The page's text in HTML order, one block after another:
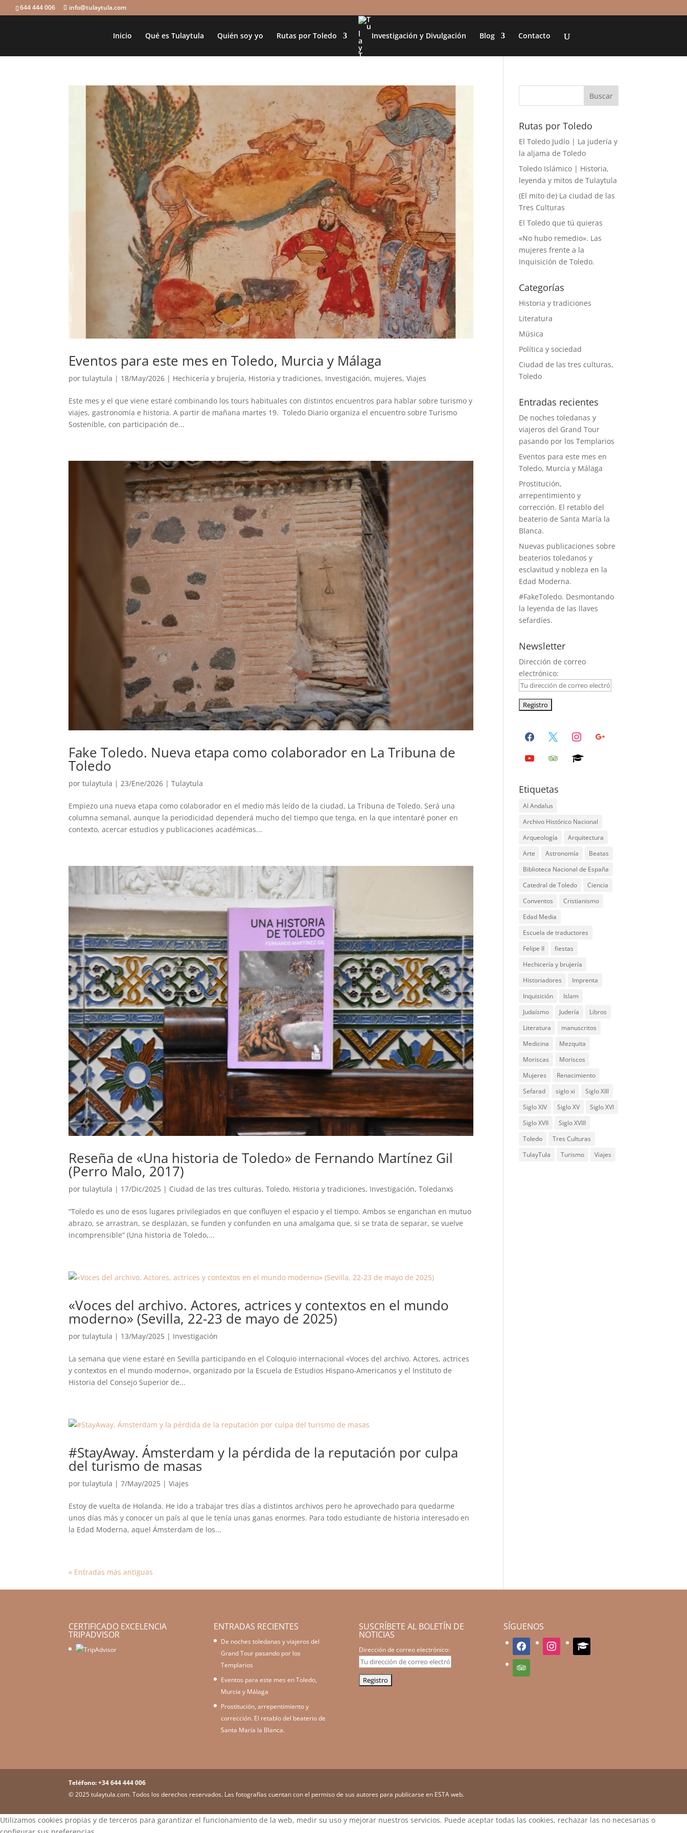
644 444 006 info@tulaytula.com
Inicio Qué es Tulaytula Quién soy yo Rutas por Toledo Investigación y Divulgación Blog Contacto
Eventos para este mes en Toledo, Murcia y Málaga
portulaytula | 18/May/2026 | Hechicería y brujería, Historia y tradiciones, Investigación, mujeres,Viajes
Este mes y el que viene estaré combinando los tours habituales con distintos encuentros para hablar sobre turismo y
viajes, gastronomía e historia. A partir de mañana martes 19. Toledo Diario organiza el encuentro sobre Turismo
Sostenible, con participación de...
Fake Toledo. Nueva etapa como colaborador en La Tribuna de
Toledo
portulaytula |23/Ene/2026 |Tulaytula
Empiezo una nueva etapa como colaborador en el medio más leído de la ciudad, La Tribuna de Toledo. Será una
columna semanal, aunque la periodicidad dependerá mucho del tiempo que tenga, en la que intentaré poner en
contexto, acercar estudios y publicaciones académicas...
Reseña de «Una historia de Toledo» de Fernando Martínez Gil
(Perro Malo, 2017)
portulaytula | 17/Dic/2025 | Ciudad de las tres culturas, Toledo, Historia y tradiciones, Investigación,Toledanxs
“Toledo es uno de esos lugares privilegiados en que confluyen el espacio y el tiempo. Ambos se enganchan en mutuo
abrazo, se arrastran, se desplazan, se funden y confunden en una amalgama que, si se trata de separar, se vuelve
incomprensible” (Una historia de Toledo,...
«Voces del archivo. Actores, actrices y contextos en el mundo
moderno» (Sevilla, 22-23 de mayo de 2025)
portulaytula | 13/May/2025 | Investigación
La semana que viene estaré en Sevilla participando en el Coloquio internacional «Voces del archivo. Actores, actrices
y contextos en el mundo moderno», organizado por la Escuela de Estudios Hispano-Americanos y el Instituto de
Historia del Consejo Superior de...
#StayAway. Ámsterdam y la pérdida de la reputación por culpa
del turismo de masas
portulaytula |7/May/2025 |Viajes
Estoy de vuelta de Holanda. He ido a trabajar tres días a distintos archivos pero he aprovechado para quedarme
unos días más y conocer un país al que le tenía unas ganas enormes. Para todo estudiante de historia interesado en
la Edad Moderna, aquel Ámsterdam de los...
« Entradas más antiguas
Rutas por Toledo
El Toledo Judío | La judería y
la aljama de Toledo
Toledo Islámico | Historia,
leyenda y mitos de Tulaytula
(El mito de) La ciudad de las
Tres Culturas
El Toledo que tú quieras
«No hubo remedio». Las
mujeres frente a la
Inquisición de Toledo.
Categorías
Historia y tradiciones
Literatura
Música
Política y sociedad
Ciudad de las tres culturas,
Toledo
Entradas recientes
De noches toledanas y
viajeros del Grand Tour
pasando por los Templarios
Eventos para este mes en
Toledo, Murcia y Málaga
Prostitución,
arrepentimiento y
corrección. El retablo del
beaterio de Santa María la
Blanca.
Nuevas publicaciones sobre
beaterios toledanos y
esclavitud y nobleza en la
Edad Moderna.
#FakeToledo. Desmontando
la leyenda de las llaves
sefardíes.
Newsletter
Dirección de correo
electrónico:
facebook instagramgoogle
youtubetripadvisorgraduation-
Etiquetas
Al Andalus
Archivo Histórico Nacional
Arqueología
Arquitectura
Arte
Astronomía
Beatas
Biblioteca Nacional de España
Catedral de Toledo
Ciencia
Conventos
Cristianismo
Edad Media
Escuela de traductores
Felipe II
fiestas
Hechicería y brujería
Historiadores
Imprenta
Inquisición
Islam
Judaísmo
Judería
Libros
Literatura
manuscritos
Medicina
Mezquita
Moriscas
Moriscos
Mujeres
Renacimiento
Sefarad
siglo xi
Siglo XIII
Siglo XIV
Siglo XV
Siglo XVI
Siglo XVII
Siglo XVIII
Toledo
Tres Culturas
TulayTula
Turismo Viajes
CERTIFICADO EXCELENCIA
TRIPADVISOR
ENTRADAS RECIENTES
De noches toledanas y viajeros del
Grand Tour pasando por los
Templarios
Eventos para este mes en Toledo,
Murcia y Málaga
Prostitución, arrepentimiento y
corrección. El retablo del beaterio de
Santa María la Blanca.
SUSCRÍBETE AL BOLETÍN DE
NOTICIAS
Dirección de correo electrónico:
SÍGUENOS
facebook instagram
graduation-
cap
tripadvisor
Teléfono: +34 644 444 006
© 2025 tulaytula.com. Todos los derechos reservados. Las fotografías cuentan con el permiso de sus autores para publicarse en ESTA web.
Utilizamos cookies propias y de terceros para garantizar el funcionamiento de la web, medir su uso y mejorar nuestros servicios. Puede aceptar todas las cookies, rechazar las no necesarias o